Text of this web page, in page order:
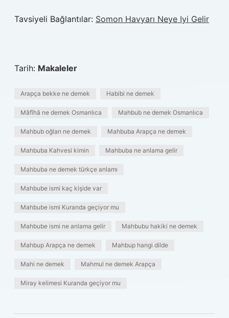
Tavsiyeli Bağlantılar: Somon Havyarı Neye Iyi Gelir
Tarih: Makaleler
Arapça bekke ne demek Habibi ne demek
Mâfîhâ ne demek Osmanlıca Mahbub ne demek Osmanlıca
Mahbub oğlan ne demek Mahbuba Arapça ne demek
Mahbuba Kahvesi kimin Mahbuba ne anlama gelir
Mahbuba ne demek türkçe anlamı
Mahbube ismi kaç kişide var
Mahbube ismi Kuranda geçiyor mu
Mahbube ismi ne anlama gelir Mahbubu hakiki ne demek
Mahbup Arapça ne demek Mahbup hangi dilde
Mahi ne demek Mahmul ne demek Arapça
Miray kelimesi Kuranda geçiyor mu